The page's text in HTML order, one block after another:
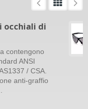
occhiali di
contengono
ANSI
/ CSA.
anti-graffio